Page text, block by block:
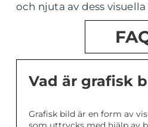
och njuta av dess
Vad är grafisk
Grafisk bild är en form av